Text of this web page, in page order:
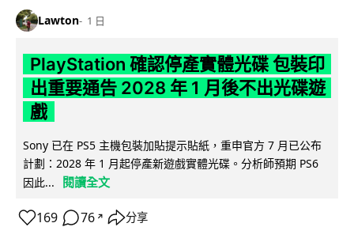
Lawton 1 日
PlayStation 確認停產實體光碟 包裝印
出重要通告 2028 年 1 月後不出光碟遊
戲
Sony 已在 PS5 主機包裝加貼提示貼紙，重申官方 7 月已公布
計劃：2028 年 1 月起停產新遊戲實體光碟。分析師預期 PS6
因此...
閱讀全文
169 76 ↗ 分享